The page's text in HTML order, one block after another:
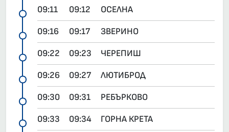
09:11 09:12 ОСЕЛНА
09:16 09:17 ЗВЕРИНО
09:22 09:23 ЧЕРЕПИШ
09:26 09:27 ЛЮТИБРОД
09:30 09:31 РЕБЪРКОВО
09:33 09:34 ГОРНА КРЕТА